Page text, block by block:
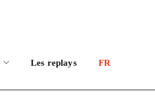
Les replays FR